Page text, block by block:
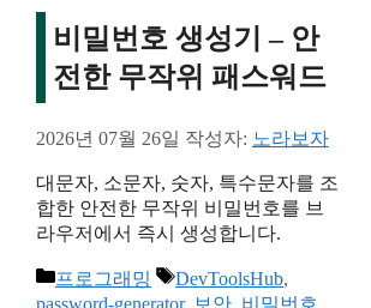
비밀번호 생성기 – 안
전한 무작위 패스워드
2026년 07월 26일 작성자: 노라보자
대문자, 소문자, 숫자, 특수문자를 조
합한 안전한 무작위 비밀번호를 브
라우저에서 즉시 생성합니다.
카
테
프로그래밍
태
그
DevToolsHub,
password-generator, 보안 비밀번호